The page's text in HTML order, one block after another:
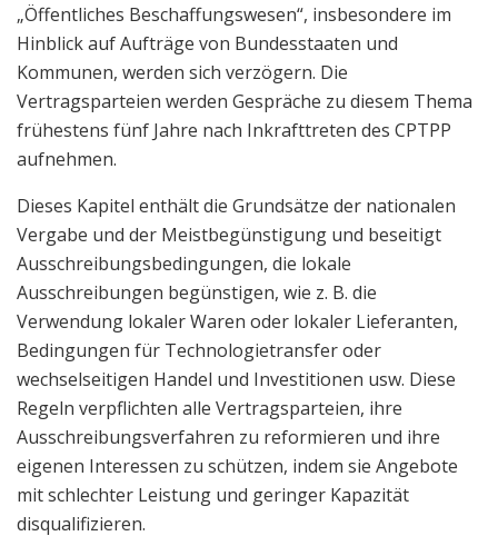
„Öffentliches Beschaffungswesen“, insbesondere im
Hinblick auf Aufträge von Bundesstaaten und
Kommunen, werden sich verzögern. Die
Vertragsparteien werden Gespräche zu diesem Thema
frühestens fünf Jahre nach Inkrafttreten des CPTPP
aufnehmen.
Dieses Kapitel enthält die Grundsätze der nationalen
Vergabe und der Meistbegünstigung und beseitigt
Ausschreibungsbedingungen, die lokale
Ausschreibungen begünstigen, wie z. B. die
Verwendung lokaler Waren oder lokaler Lieferanten,
Bedingungen für Technologietransfer oder
wechselseitigen Handel und Investitionen usw. Diese
Regeln verpflichten alle Vertragsparteien, ihre
Ausschreibungsverfahren zu reformieren und ihre
eigenen Interessen zu schützen, indem sie Angebote
mit schlechter Leistung und geringer Kapazität
disqualifizieren.